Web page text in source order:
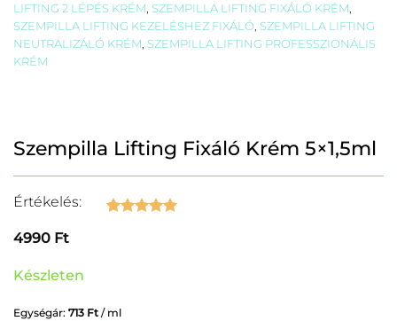
LIFTING 2 LÉPÉS KRÉM, SZEMPILLA LIFTING FIXÁLÓ KRÉM,
SZEMPILLA LIFTING KEZELÉSHEZ FIXÁLÓ, SZEMPILLA LIFTING
NEUTRALIZÁLÓ KRÉM, SZEMPILLA LIFTING PROFESSZIONÁLIS
KRÉM
Szempilla Lifting Fixáló Krém 5×1,5ml
Értékelés:
4990 Ft
Készleten
Egységár: 713 Ft / ml